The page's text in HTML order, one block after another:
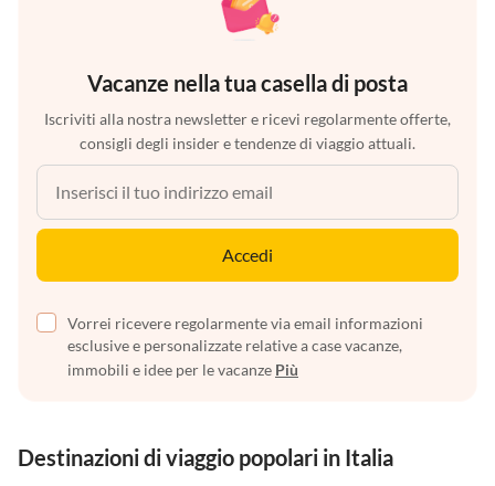
Vacanze nella tua casella di posta
Iscriviti alla nostra newsletter e ricevi regolarmente offerte,
consigli degli insider e tendenze di viaggio attuali.
Accedi
Vorrei ricevere regolarmente via email informazioni
esclusive e personalizzate relative a case vacanze,
immobili e idee per le vacanze Più
Destinazioni di viaggio popolari in Italia